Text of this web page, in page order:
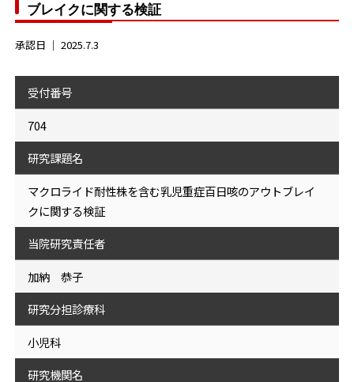
ブレイクに関する検証
承認日 ｜2025.7.3
受付番号
704
研究課題名
マクロライド耐性株を含む乳児重症百日咳のアウトブレイ
クに関する検証
当院研究責任者
加納 恭子
研究分担診療科
小児科
研究機関名